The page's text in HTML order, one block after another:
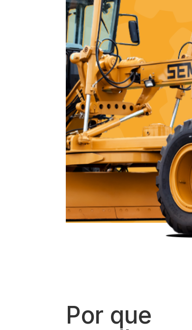
Por que